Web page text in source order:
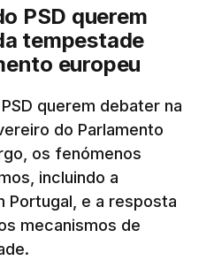
PSD querem
tempestade
europeu
querem debater na
do Parlamento
os fenómenos
incluindo a
Portugal, e a resposta
mecanismos de